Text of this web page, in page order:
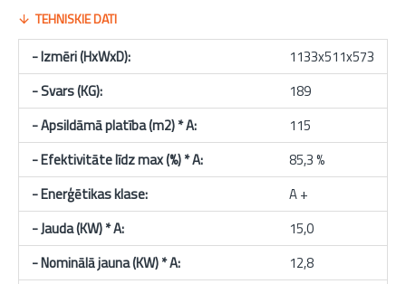
TEHNISKIE DATI
- Izmēri (HxWxD):
1133x511x573
- Svars (KG):
189
- Apsildāmā platība (m2) * A:
115
- Efektivitāte līdz max (%) * A:
85,3 %
- Enerģētikas klase:
A +
- Jauda (KW) * A:
15,0
- Nominālā jauna(KW) * A:
12,8